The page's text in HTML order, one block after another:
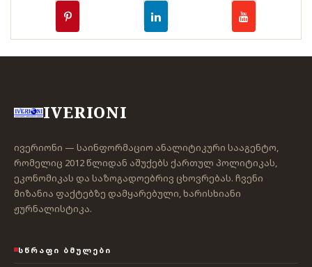
IVERIONI
ივერიონი — საინფორმაციო ანალიტიკური სააგენტო,
რომელიც 2012 წლიდან აშუქებს ქართულ პოლიტიკას,
ეკონომიკას და საზოგადოებრივ ცხოვრებას. ჩვენი
მიზანია ფაქტებზე დამყარებული, ხარისხიანი
ჟურნალისტიკა.
ᲡᲬᲠᲐᲤᲘ ᲑᲛᲣᲚᲔᲑᲘ